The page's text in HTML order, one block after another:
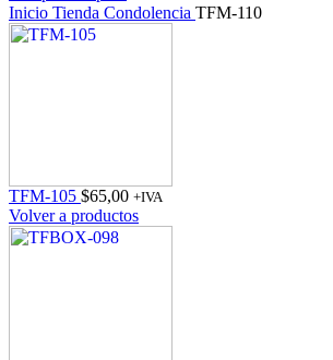
Inicio Tienda Condolencia TFM-110
TFM-105 $65,00 +IVA
Volver a productos